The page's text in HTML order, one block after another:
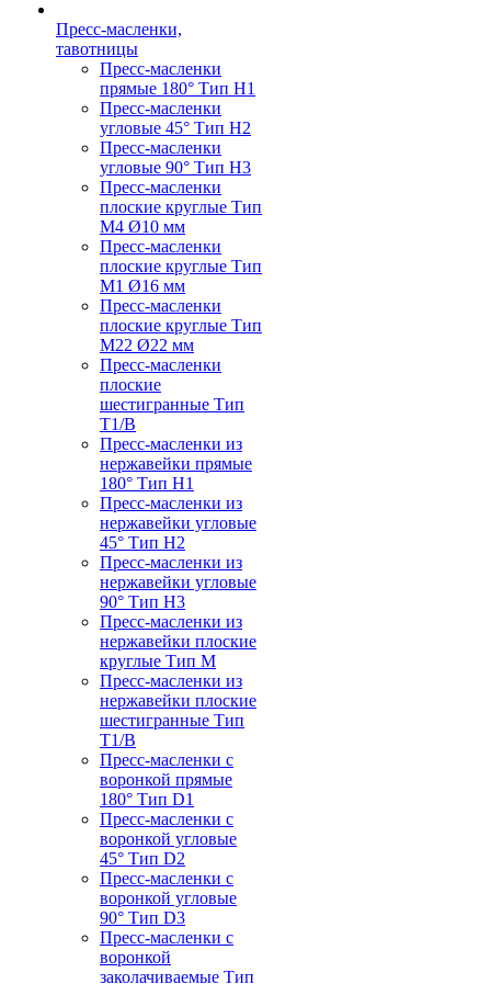
Пресс-масленки,
тавотницы
Пресс-масленки
прямые 180° Тип H1
Пресс-масленки
угловые 45° Тип H2
Пресс-масленки
угловые 90° Тип H3
Пресс-масленки
плоские круглые Тип
M4 Ø10 мм
Пресс-масленки
плоские круглые Тип
M1 Ø16 мм
Пресс-масленки
плоские круглые Тип
M22 Ø22 мм
Пресс-масленки
плоские
шестигранные Тип
T1/B
Пресс-масленки из
нержавейки прямые
180° Тип H1
Пресс-масленки из
нержавейки угловые
45° Тип H2
Пресс-масленки из
нержавейки угловые
90° Тип H3
Пресс-масленки из
нержавейки плоские
круглые Тип M
Пресс-масленки из
нержавейки плоские
шестигранные Тип
T1/B
Пресс-масленки с
воронкой прямые
180° Тип D1
Пресс-масленки с
воронкой угловые
45° Тип D2
Пресс-масленки с
воронкой угловые
90° Тип D3
Пресс-масленки с
воронкой
заколачиваемые Тип